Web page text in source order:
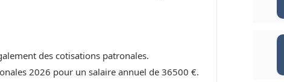
des cotisations patronales.
2026 pour un salaire annuel de 36500 €.